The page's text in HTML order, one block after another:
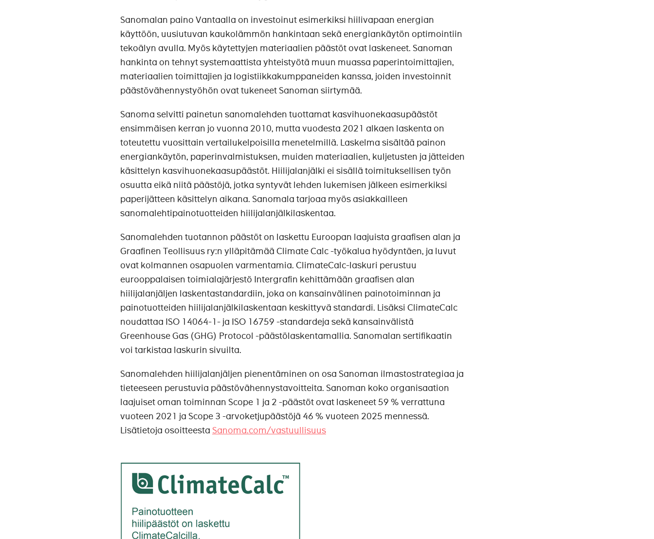
Sanomalan paino Vantaalla on investoinut esimerkiksi hiilivapaan energian
käyttöön, uusiutuvan kaukolämmön hankintaan sekä energiankäytön optimointiin
tekoälyn avulla. Myös käytettyjen materiaalien päästöt ovat laskeneet. Sanoman
hankinta on tehnyt systemaattista yhteistyötä muun muassa paperintoimittajien,
materiaalien toimittajien ja logistiikkakumppaneiden kanssa, joiden investoinnit
päästövähennystyöhön ovat tukeneet Sanoman siirtymää.
Sanoma selvitti painetun sanomalehden tuottamat kasvihuonekaasupäästöt
ensimmäisen kerran jo vuonna 2010, mutta vuodesta 2021 alkaen laskenta on
toteutettu vuosittain vertailukelpoisilla menetelmillä. Laskelma sisältää painon
energiankäytön, paperinvalmistuksen, muiden materiaalien, kuljetusten ja jätteiden
käsittelyn kasvihuonekaasupäästöt. Hiilijalanjälki ei sisällä toimituksellisen työn
osuutta eikä niitä päästöjä, jotka syntyvät lehden lukemisen jälkeen esimerkiksi
paperijätteen käsittelyn aikana. Sanomala tarjoaa myös asiakkailleen
sanomalehtipainotuotteiden hiilijalanjälkilaskentaa.
Sanomalehden tuotannon päästöt on laskettu Euroopan laajuista graafisen alan ja
Graafinen Teollisuus ry:n ylläpitämää Climate Calc -työkalua hyödyntäen, ja luvut
ovat kolmannen osapuolen varmentamia. ClimateCalc-laskuri perustuu
eurooppalaisen toimialajärjestö Intergrafin kehittämään graafisen alan
hiilijalanjäljen laskentastandardiin, joka on kansainvälinen painotoiminnan ja
painotuotteiden hiilijalanjälkilaskentaan keskittyvä standardi. Lisäksi ClimateCalc
noudattaa ISO 14064-1- ja ISO 16759 -standardeja sekä kansainvälistä
Greenhouse Gas (GHG) Protocol -päästölaskentamallia. Sanomalan sertifikaatin
voi tarkistaa laskurin sivuilta.
Sanomalehden hiilijalanjäljen pienentäminen on osa Sanoman ilmastostrategiaa ja
tieteeseen perustuvia päästövähennystavoitteita. Sanoman koko organisaation
laajuiset oman toiminnan Scope 1 ja 2 -päästöt ovat laskeneet 59 % verrattuna
vuoteen 2021 ja Scope 3 -arvoketjupäästöjä 46 % vuoteen 2025 mennessä.
Lisätietoja osoitteesta Sanoma.com/vastuullisuus